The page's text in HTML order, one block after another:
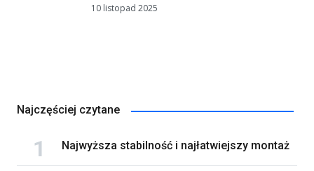
10 listopad 2025
Najczęściej czytane
Najwyższa stabilność i najłatwiejszy montaż